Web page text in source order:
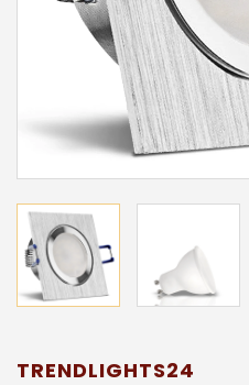
TRENDLIGHTS24